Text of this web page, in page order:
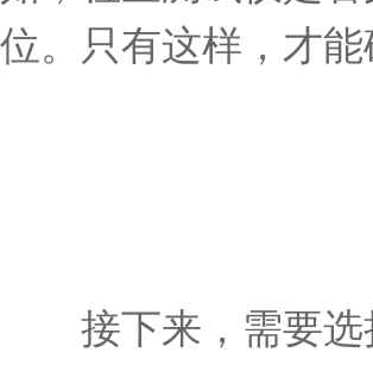
位。只有这样，才
接下来，需要选